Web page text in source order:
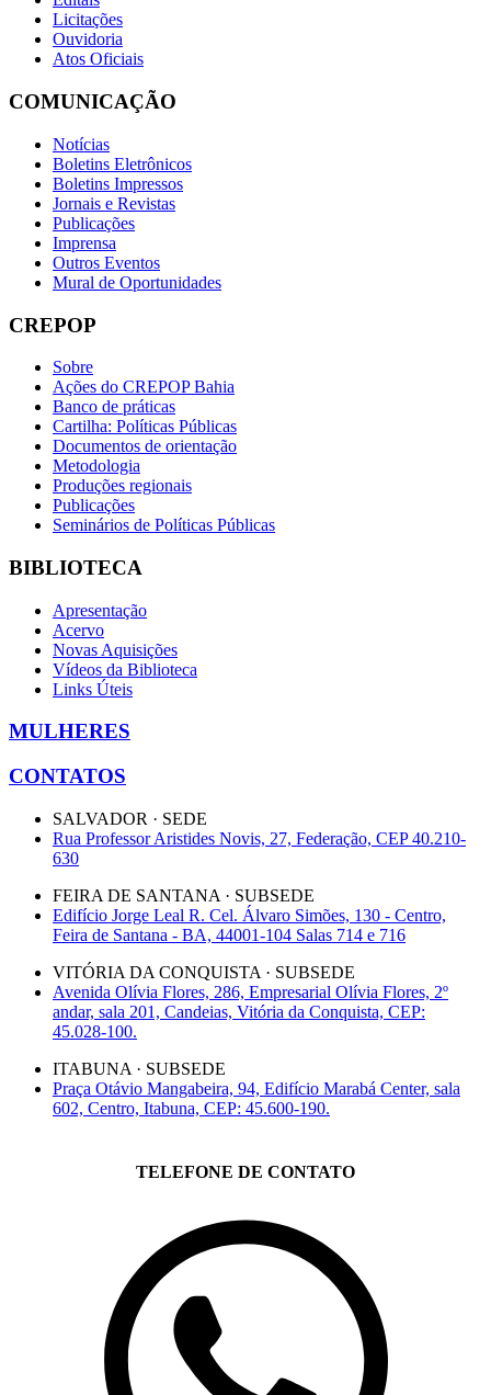
Licitações
Ouvidoria
Atos Oficiais
COMUNICAÇÃO
Notícias
Boletins Eletrônicos
Boletins Impressos
Jornais e Revistas
Publicações
Imprensa
Outros Eventos
Mural de Oportunidades
CREPOP
Sobre
Ações do CREPOP Bahia
Banco de práticas
Cartilha: Políticas Públicas
Documentos de orientação
Metodologia
Produções regionais
Publicações
Seminários de Políticas Públicas
BIBLIOTECA
Apresentação
Acervo
Novas Aquisições
Vídeos da Biblioteca
Links Úteis
MULHERES
CONTATOS
SALVADOR · SEDE
Rua Professor Aristides Novis, 27, Federação, CEP 40.210-
630
FEIRA DE SANTANA · SUBSEDE
Edifício Jorge Leal R. Cel. Álvaro Simões, 130 - Centro,
Feira de Santana - BA, 44001-104 Salas 714 e 716
VITÓRIA DA CONQUISTA · SUBSEDE
Avenida Olívia Flores, 286, Empresarial Olívia Flores, 2º
andar, sala 201, Candeias, Vitória da Conquista, CEP:
45.028-100.
ITABUNA · SUBSEDE
Praça Otávio Mangabeira, 94, Edifício Marabá Center, sala
602, Centro, Itabuna, CEP: 45.600-190.
TELEFONE DE CONTATO